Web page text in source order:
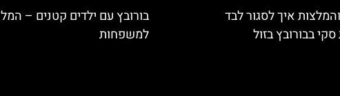
איך לסגור לבד
בבורובץ בזול
בורובץ עם ילדים קטנים –
למשפחות